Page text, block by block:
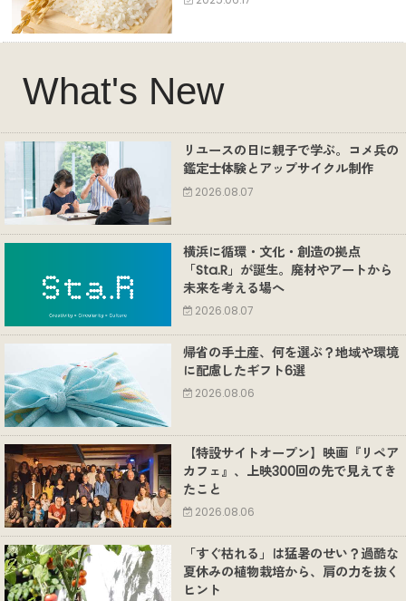
What's New
リユースの日に親子で学ぶ。コメ兵の
鑑定士体験とアップサイクル制作
2026.08.07
横浜に循環・文化・創造の拠点
「Sta.R」が誕生。廃材やアートから
未来を考える場へ
2026.08.07
帰省の手土産、何を選ぶ？地域や環境
に配慮したギフト6選
2026.08.06
【特設サイトオープン】映画『リペア
カフェ』、上映300回の先で見えてき
たこと
2026.08.06
「すぐ枯れる」は猛暑のせい？過酷な
夏休みの植物栽培から、肩の力を抜く
ヒント